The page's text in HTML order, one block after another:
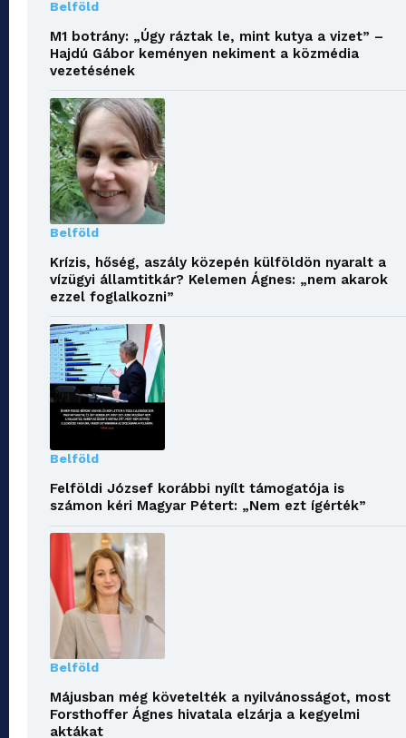
Belföld
M1 botrány: „Úgy ráztak le, mint kutya a vizet” –
Hajdú Gábor keményen nekiment a közmédia
vezetésének
Belföld
Krízis, hőség, aszály közepén külföldön nyaralt a
vízügyi államtitkár? Kelemen Ágnes: „nem akarok
ezzel foglalkozni”
Belföld
Felföldi József korábbi nyílt támogatója is
számon kéri Magyar Pétert: „Nem ezt ígérték”
Belföld
Májusban még követelték a nyilvánosságot, most
Forsthoffer Ágnes hivatala elzárja a kegyelmi
aktákat